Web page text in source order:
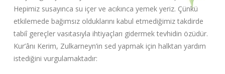
Hepimiz susayınca su içer ve acıkınca yemek yeriz. Çünkü
etkilemede bağımsız olduklarını kabul etmediğimiz takdirde
tabiî gereçler vasıtasıyla ihtiyaçları gidermek tevhidin özüdür.
Kur’ânı Kerim, Zulkarneyn’in sed yapmak için halktan yardım
istediğini vurgulamaktadır: